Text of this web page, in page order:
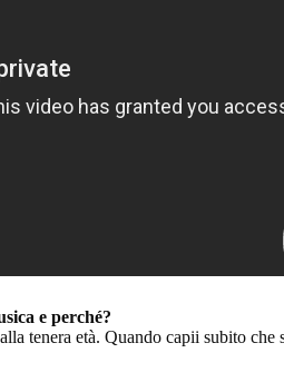
e perché?
tenera età. Quando capii subito che